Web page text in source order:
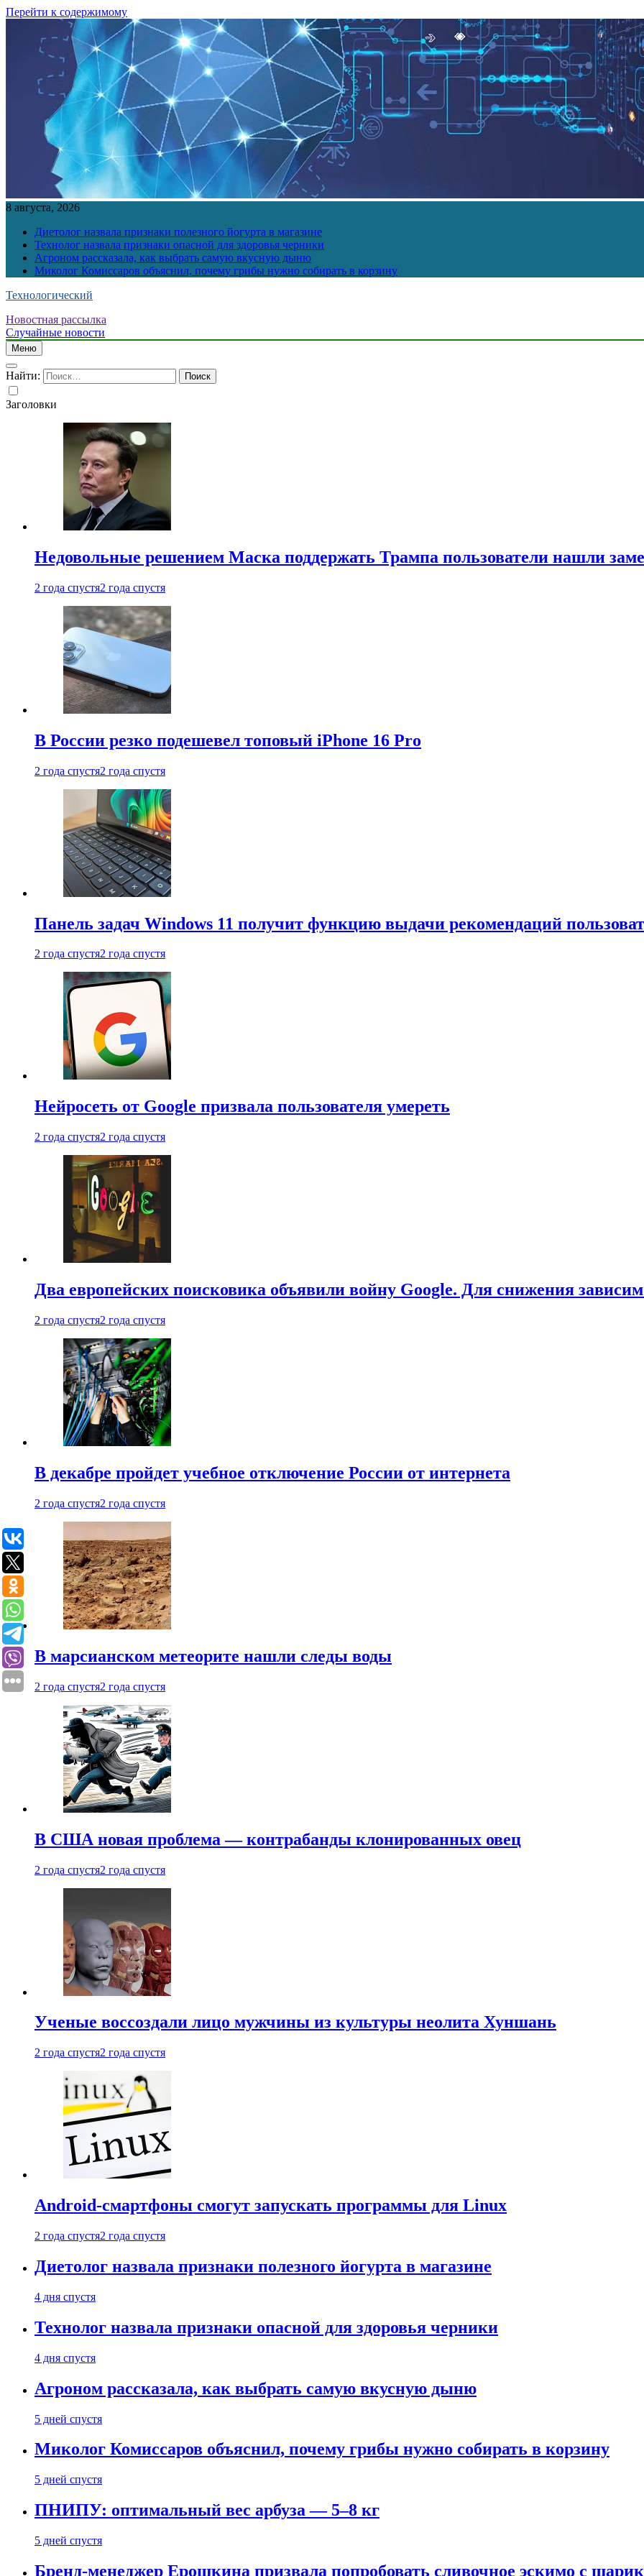
Перейти к содержимому
8 августа, 2026
Диетолог назвала признаки полезного йогурта в магазине
Технолог назвала признаки опасной для здоровья черники
Агроном рассказала, как выбрать самую вкусную дыню
Миколог Комиссаров объяснил, почему грибы нужно собирать в корзину
Технологический
Новостная рассылка
Случайные новости
Меню
Найти:
Заголовки
Недовольные решением Маска поддержать Трампа пользователи нашли
2 года спустя2 года спустя
В России резко подешевел топовый iPhone 16 Pro
2 года спустя2 года спустя
Панель задач Windows 11 получит функцию выдачи рекомендаций
2 года спустя2 года спустя
Нейросеть от Google призвала пользователя умереть
2 года спустя2 года спустя
Два европейских поисковика объявили войну Google. Для снижения
2 года спустя2 года спустя
В декабре пройдет учебное отключение России от интернета
2 года спустя2 года спустя
В марсианском метеорите нашли следы воды
2 года спустя2 года спустя
В США новая проблема — контрабанды клонированных овец
2 года спустя2 года спустя
Ученые воссоздали лицо мужчины из культуры неолита Хуншань
2 года спустя2 года спустя
Android-смартфоны смогут запускать программы для Linux
2 года спустя2 года спустя
Диетолог назвала признаки полезного йогурта в магазине
4 дня спустя
Технолог назвала признаки опасной для здоровья черники
4 дня спустя
Агроном рассказала, как выбрать самую вкусную дыню
5 дней спустя
Миколог Комиссаров объяснил, почему грибы нужно собирать в корзину
5 дней спустя
ПНИПУ: оптимальный вес арбуза — 5–8 кг
5 дней спустя
Бренд-менеджер Ерошкина призвала попробовать сливочное эскимо с